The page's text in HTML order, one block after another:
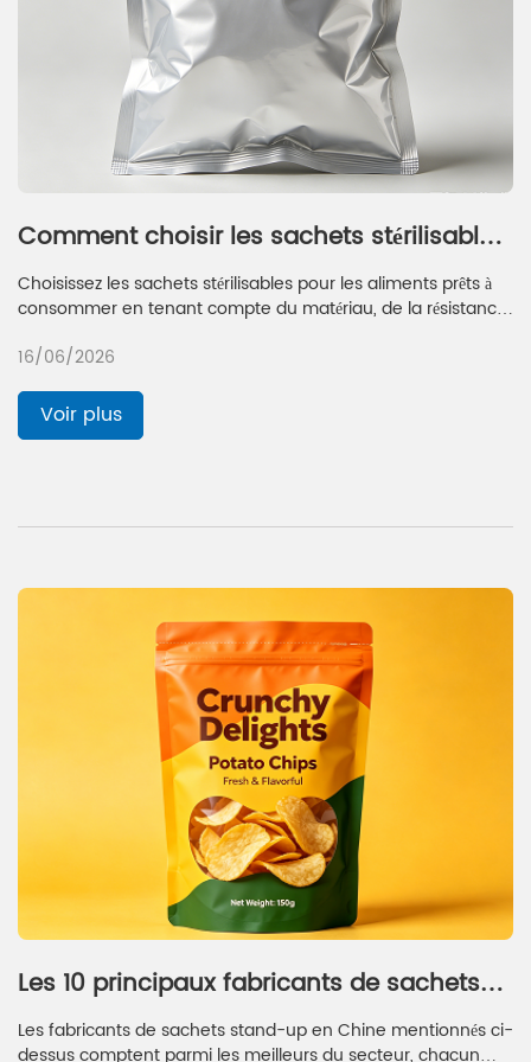
Comment choisir les sachets stérilisables
adaptés aux emballages alimentaires
prêts à consommer (RTE)
Choisissez les sachets stérilisables pour les aliments prêts à
consommer en tenant compte du matériau, de la résistance
la sécurité, la fraîcheur et la durée de conservation.
16/06/2026
Voir plus
Les 10 principaux fabricants de sachets
stand-up en Chine
Les fabricants de sachets stand-up en Chine mentionnés ci-
dessus comptent parmi les meilleurs du secteur, chacun